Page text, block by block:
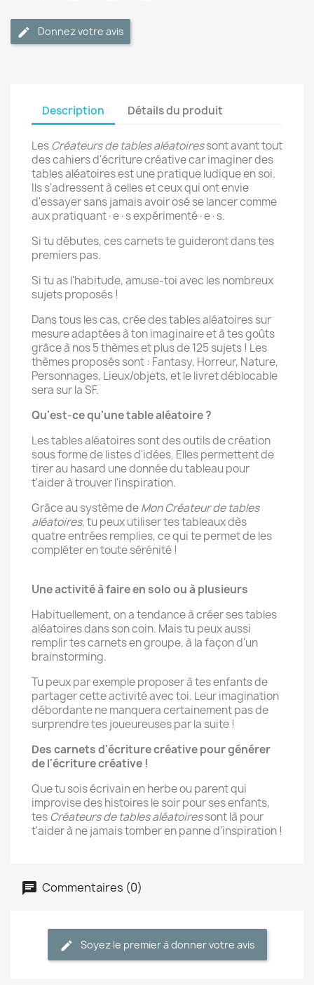
Donnez votre avis
Description Détails du produit
Les Créateurs de tables aléatoiressont avant tout
des cahiers d'écriture créative car imaginer des
tables aléatoires est une pratique ludique en soi.
Ils s'adressent à celles et ceux qui ont envie
d'essayer sans jamais avoir osé se lancer comme
aux pratiquant·e·s expérimenté·e·s.
Si tu débutes, ces carnets te guideront dans tes
premiers pas.
Si tu as l'habitude, amuse-toi avec les nombreux
sujets proposés !
Dans tous les cas, crée des tables aléatoires sur
mesure adaptées à ton imaginaire et à tes goûts
grâce à nos 5 thèmes et plus de 125 sujets ! Les
thèmes proposés sont : Fantasy, Horreur, Nature,
Personnages, Lieux/objets, et le livret déblocable
sera sur la SF.
Qu'est-ce qu'une table aléatoire ?
Les tables aléatoires sont des outils de création
sous forme de listes d'idées. Elles permettent de
tirer au hasard une donnée du tableau pour
t'aider à trouver l'inspiration.
Grâce au système deMon Créateur de tables
aléatoires, tu peux utiliser tes tableaux dès
quatre entrées remplies, ce qui te permet de les
compléter en toute sérénité !
Une activité à faire en solo ou à plusieurs
Habituellement, on a tendance à créer ses tables
aléatoires dans son coin. Mais tu peux aussi
remplir tes carnets en groupe, à la façon d'un
brainstorming.
Tu peux par exemple proposer à tes enfants de
partager cette activité avec toi. Leur imagination
débordante ne manquera certainement pas de
surprendre tes joueureuses par la suite !
Des carnets d'écriture créative pour générer
de l'écriture créative !
Que tu sois écrivain en herbe ou parent qui
improvise des histoires le soir pour ses enfants,
tes Créateurs de tables aléatoiressont là pour
t'aider à ne jamais tomber en panne d'inspiration !
Commentaires (0)
Soyez le premier à donner votre avis